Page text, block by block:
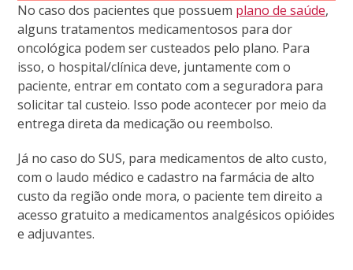
No caso dos pacientes que possuem plano de saúde,
alguns tratamentos medicamentosos para dor
oncológica podem ser custeados pelo plano. Para
isso, o hospital/clínica deve, juntamente com o
paciente, entrar em contato com a seguradora para
solicitar tal custeio. Isso pode acontecer por meio da
entrega direta da medicação ou reembolso.
Já no caso do SUS, para medicamentos de alto custo,
com o laudo médico e cadastro na farmácia de alto
custo da região onde mora, o paciente tem direito a
acesso gratuito a medicamentos analgésicos opióides
e adjuvantes.